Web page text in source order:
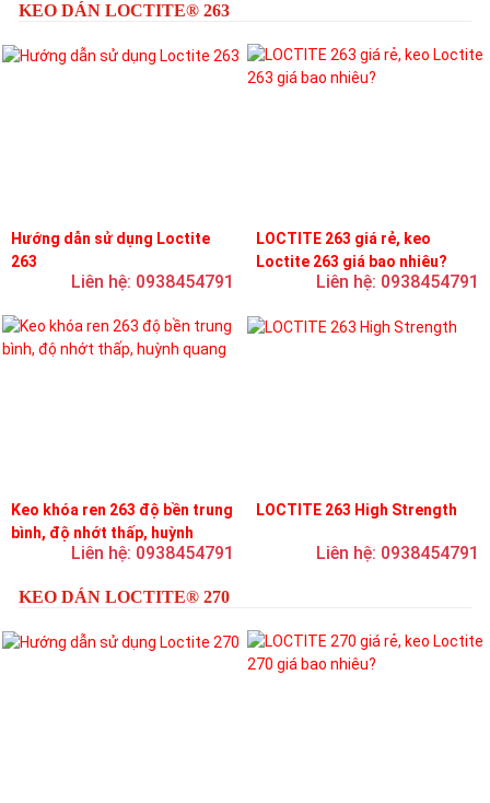
KEO DÁN LOCTITE® 263
Hướng dẫn sử dụng Loctite
263
Liên hệ: 0938454791
LOCTITE 263 giá rẻ, keo
Loctite 263 giá bao nhiêu?
Liên hệ: 0938454791
Keo khóa ren 263 độ bền trung
bình, độ nhớt thấp, huỳnh
Liên hệ: 0938454791
LOCTITE 263 High Strength
Liên hệ: 0938454791
KEO DÁN LOCTITE® 270